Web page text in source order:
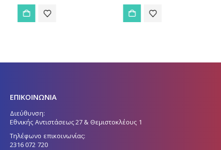
ΕΠΙΚΟΙΝΩΝΙΑ
Διεύθυνση:
Εθνικής Αντιστάσεως 27 & Θεμιστοκλέους 1
Τηλέφωνο επικοινωνίας:
2316 072 720